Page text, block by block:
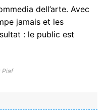
dell’arte. Avec
jamais et les
: le public est
Piaf